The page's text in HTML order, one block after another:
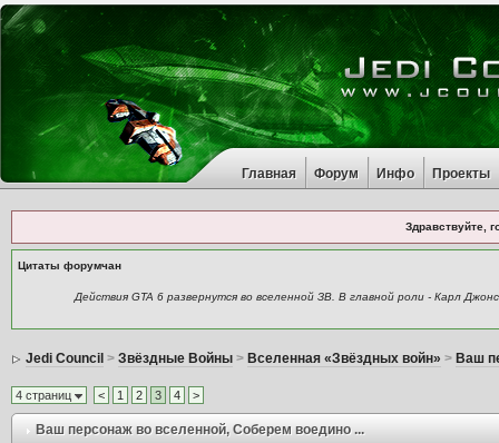
Главная Форум Инфо Проекты
Здравствуйте,
Цитаты форумчан
Действия GTA 6 развернутся во вселенной ЗВ. В главной роли - Карл
Jedi Council > Звёздные Войны> Вселенная «Звёздных войн» > Ваш
4 страниц < 1 2 3 4 >
Ваш персонаж во вселенной, Соберем воедино ...